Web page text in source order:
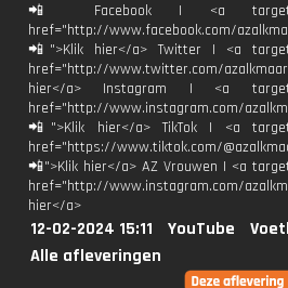
📲 Facebook | <a
href="http://www.facebook.com/
📲">Klik hier</a> Twitter | <a
href="http://www.twitter.com/
hier</a> Instagram | <a
href="http://www.instagram.com/
📲">Klik hier</a> TikTok | <a
href="https://www.tiktok.com/
📲">Klik hier</a> AZ Vrouwen | <a
href="http://www.instagram.com/
hier</a>
12-02-2024 15:11 YouTube
Alle afleveringen